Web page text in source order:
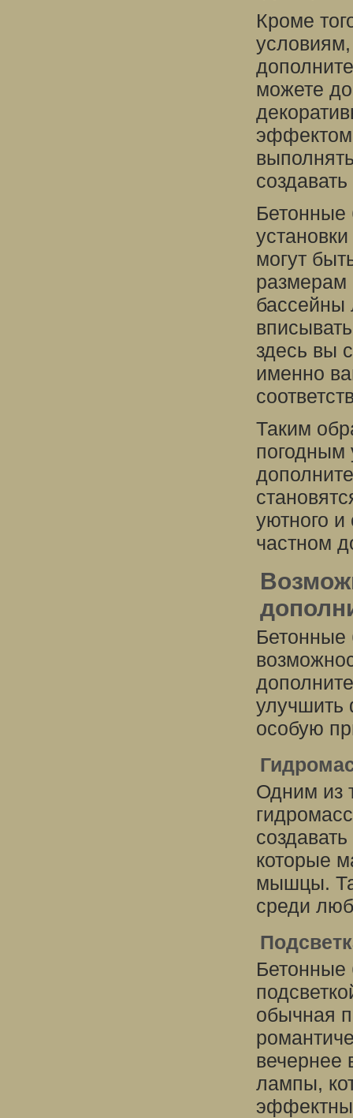
Кроме
можете
эффектом
Бетонные
могут
размерам
бассейны
здесь вы
именно
Таким
погодным
уютного и
частном
Бетонные
улучшить
особую
Одним из
которые
мышцы.
среди
Бетонные
обычная
вечернее
лампы,